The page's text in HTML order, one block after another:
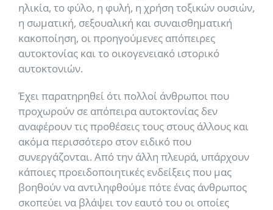
ηλικία, το φύλο, η φυλή, η χρήση τοξικών ουσιών,
η σωματική, σεξουαλική και συναισθηματική
κακοποίηση, οι προηγούμενες απόπειρες
αυτοκτονίας και το οικογενειακό ιστορικό
αυτοκτονιών.
Έχει παρατηρηθεί ότι πολλοί άνθρωποι που
προχωρούν σε απόπειρα αυτοκτονίας δεν
αναφέρουν τις προθέσεις τους στους άλλους και
ακόμα περισσότερο στον ειδικό που
συνεργάζονται. Από την άλλη πλευρά, υπάρχουν
κάποιες προειδοποιητικές ενδείξεις που μας
βοηθούν να αντιληφθούμε πότε ένας άνθρωπος
σκοπεύει να βλάψει τον εαυτό του οι οποίες